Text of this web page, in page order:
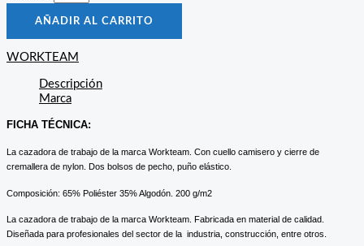
AÑADIR AL CARRITO
WORKTEAM
Descripción
Marca
FICHA TÉCNICA:
La cazadora de trabajo de la marca Workteam. Con cuello camisero y cierre de
cremallera de nylon. Dos bolsos de pecho, puño elástico.
Composición: 65% Poliéster 35% Algodón. 200 g/m2
La cazadora de trabajo de la marca Workteam. Fabricada en material de calidad.
Diseñada para profesionales del sector de la industria, construcción, entre otros.